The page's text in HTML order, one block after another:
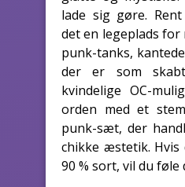
lade sig gøre.
det en legeplads
punk-tanks,
der er som
kvindelige OC-
orden med et
punk-sæt, der
chikke æstetik.
90 % sort, vil du føle